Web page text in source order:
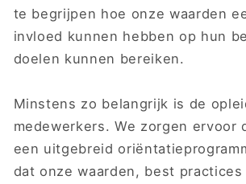
te begrijpen hoe onze waarden
invloed kunnen hebben op hun
doelen kunnen bereiken.
Minstens zo belangrijk is de
medewerkers. We zorgen ervoor
een uitgebreid
dat onze waarden, best